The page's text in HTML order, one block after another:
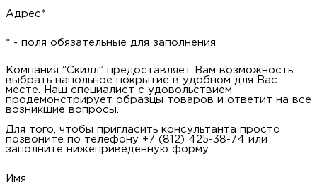
Адрес*
* - поля обязательные для заполнения
Компания “Скилл” предоставляет Вам возможность
выбрать напольное покрытие в удобном для Вас
месте. Наш специалист с удовольствием
продемонстрирует образцы товаров и ответит на все
возникшие вопросы.
Для того, чтобы пригласить консультанта просто
позвоните по телефону +7 (812) 425-38-74 или
заполните нижеприведённую форму.
Имя